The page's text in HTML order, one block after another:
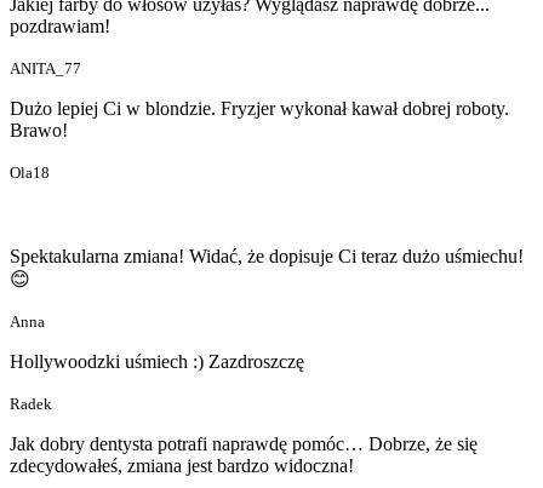
Jakiej farby do włosów użyłaś? Wyglądasz naprawdę dobrze...
pozdrawiam!
ANITA_77
Dużo lepiej Ci w blondzie. Fryzjer wykonał kawał dobrej roboty.
Brawo!
Ola18
Spektakularna zmiana! Widać, że dopisuje Ci teraz dużo uśmiechu!
😊
Anna
Hollywoodzki uśmiech :) Zazdroszczę
Radek
Jak dobry dentysta potrafi naprawdę pomóc… Dobrze, że się
zdecydowałeś, zmiana jest bardzo widoczna!